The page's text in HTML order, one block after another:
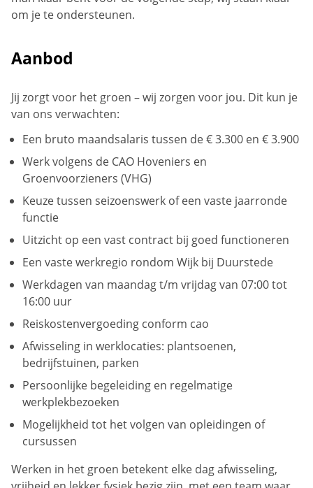
om je te ondersteunen.
Aanbod
Jij zorgt voor het groen – wij zorgen voor jou. Dit kun je
van ons verwachten:
Een bruto maandsalaris tussen de € 3.300 en € 3.900
Werk volgens de CAO Hoveniers en
Groenvoorzieners (VHG)
Keuze tussen seizoenswerk of een vaste jaarronde
functie
Uitzicht op een vast contract bij goed functioneren
Een vaste werkregio rondom Wijk bij Duurstede
Werkdagen van maandag t/m vrijdag van 07:00 tot
16:00 uur
Reiskostenvergoeding conform cao
Afwisseling in werklocaties: plantsoenen,
bedrijfstuinen, parken
Persoonlijke begeleiding en regelmatige
werkplekbezoeken
Mogelijkheid tot het volgen van opleidingen of
cursussen
Werken in het groen betekent elke dag afwisseling,